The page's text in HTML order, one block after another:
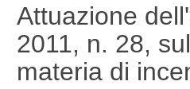
Attuazione
2011, n. 28,
materia di